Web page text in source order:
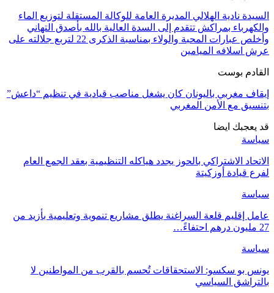
السيدة نادية الهلالي المديرة العامة للوكالة المستقلة لتوزيع الماء
والكهرباء بمراكش تتقدم إلى السدة العالية بالله بأصدق التهاني
وأخلص عبارات المحبة والولاء بمناسبة الذكرى 22 لتربع جلالته على
عرش اسلافه الميامين
القادم بوست
إيقاف مغربي باليونان كان يشغل مناصب قيادية في تنظيم “داعش”
بتنسيق مع الأمن المغربي
قد يعجبك ايضا
سياسة
الاتحاد الاشتراكي بالحوز يجدد هياكله التنظيمية بعقد الجمع العام
لفرع قيادة أوزكيتة
سياسة
عامل إقليم قلعة السراغنة يطلق مشاريع تنموية وتعليمية بأزيد من
27 مليون درهم احتفاءً…
سياسة
يونس بو سكسو: الاستحقاقات تُحسم بالقرب من المواطنين لا
بالتراشق السياسي